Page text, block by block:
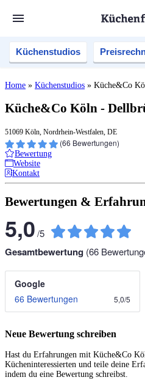
Küchenstudios
Home » Küchenstudios » Küche&Co
Küche&Co Köln -
51069 Köln, Nordrhein-Westfalen, DE
(66 Bewertungen)
Bewertung
Website
Kontakt
Bewertungen &
5,0/5
Gesamtbewertung (66
Google
66 Bewertungen
5,0/5
Neue Bewertung schreiben
Hast du Erfahrungen mit Küche&Co
Kücheninteressierten und teile deine
indem du eine Bewertung schreibst.